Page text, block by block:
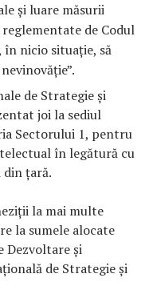
și luare măsurii
de Codul
în nicio situație, să
de Strategie şi
joi la sediul
Sectorului 1, pentru
în legătură cu
ţară.
la mai multe
la sumele alocate
Dezvoltare şi
de Strategie şi